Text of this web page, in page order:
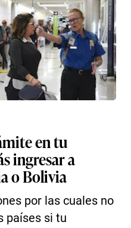
en tu
ingresar a
o Bolivia
por las cuales no
países si tu